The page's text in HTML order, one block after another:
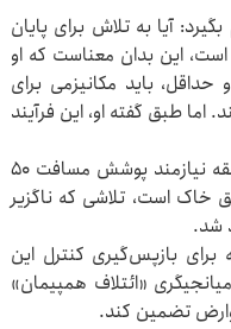
آیا به تلاش برای پایان
این بدان معناست که او
حداقل، باید مکانیزمی برای
طبق گفته او، این فرآیند
پانه‌تا خاطرنشان کرد که کنترل این منطقه نیازمند پوشش مسافت ۵۰
و ۱۰۰ مایل در عمق خاک است، تلاشی که ناگزیر
شد.
برای بازپس‌گیری کنترل این
«ائتلاف همپیمان»
تضمین کند.